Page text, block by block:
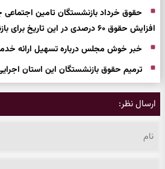
حقوق خرداد بازنشستگان تامین
افزایش حقوق ۶۰ درصدی در این تاریخ برای بازنشستگان
خبر خوش مجلس درباره تسهیل ارائه
ترمیم حقوق بازنشستگان این استان
ارسال نظر: